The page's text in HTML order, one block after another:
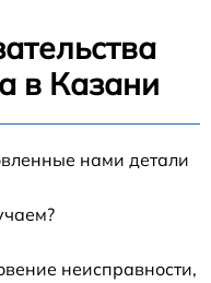
в Казани
нами детали
неисправности,